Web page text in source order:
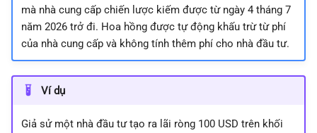
mà nhà cung cấp chiến lược kiếm được từ ngày 4 tháng 7
năm 2026 trở đi. Hoa hồng được tự động khấu trừ từ phí
của nhà cung cấp và không tính thêm phí cho nhà đầu tư.
Ví dụ
Giả sử một nhà đầu tư tạo ra lãi ròng 100 USD trên khối